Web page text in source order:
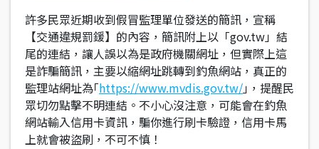
許多民眾近期收到假冒監理單位發送的簡訊，宣稱
【交通違規罰鍰】的內容，簡訊附上以「gov.tw」結
尾的連結，讓人誤以為是政府機關網址，但實際上這
是詐騙簡訊，主要以縮網址跳轉到釣魚網站，真正的
監理站網址為｢https://www.mvdis.gov.tw/｣，提醒民
眾切勿點擊不明連結。不小心沒注意，可能會在釣魚
網站輸入信用卡資訊，騙你進行刷卡驗證，信用卡馬
上就會被盜刷，不可不慎！